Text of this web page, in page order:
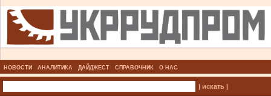
НОВОСТИ АНАЛИТИКА ДАЙДЖЕСТ СПРАВОЧНИК О НАС
| искать |